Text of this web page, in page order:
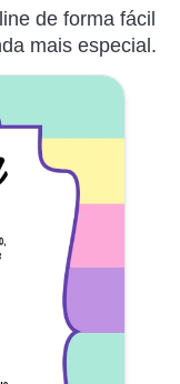
de forma fácil
mais especial.